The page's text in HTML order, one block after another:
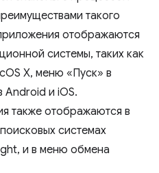
такого
отображаются
системы, таких как
X, меню «Пуск» в
Android и iOS.
также отображаются в
системах
и в меню обмена